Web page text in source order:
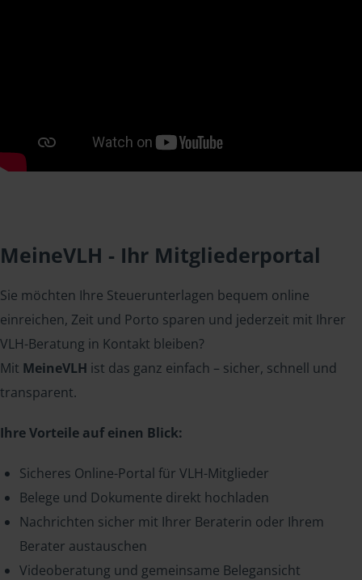
MeineVLH - Ihr Mitgliederportal
Sie möchten Ihre Steuerunterlagen bequem online
einreichen, Zeit und Porto sparen und jederzeit mit Ihrer
VLH-Beratung in Kontakt bleiben?
Mit MeineVLH ist das ganz einfach – sicher, schnell und
transparent.
Ihre Vorteile auf einen Blick:
Sicheres Online-Portal für VLH-Mitglieder
Belege und Dokumente direkt hochladen
Nachrichten sicher mit Ihrer Beraterin oder Ihrem
Berater austauschen
Videoberatung und gemeinsame Belegansicht